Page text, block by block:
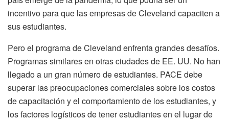
incentivo para que las empresas de Cleveland capaciten a
sus estudiantes.
Pero el programa de Cleveland enfrenta grandes desafíos.
Programas similares en otras ciudades de EE. UU. No han
llegado a un gran número de estudiantes. PACE debe
superar las preocupaciones comerciales sobre los costos
de capacitación y el comportamiento de los estudiantes, y
los factores logísticos de tener estudiantes en el lugar de